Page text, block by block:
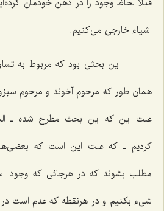
قبلًا لحاظ وجود را در ذهن خودمان
اشیاء خارجى مى‌كنیم.
این بحثى بود كه مربوط به
همان طور كه مرحوم آخوند و مرحوم
علت این كه این بحث مطرح شده ـ
كردیم ـ كه علت این است كه بعضى‌ها
مطلب بشوند كه در هرجائى كه وجود
شیء بكنیم و در هرنقطه كه عدم است